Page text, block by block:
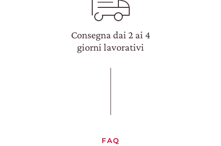
Consegna dai 2 ai 4
giorni lavorativi
FAQ